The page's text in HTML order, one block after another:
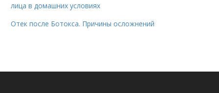
лица в домашних условиях
Отек после Ботокса. Причины осложнений